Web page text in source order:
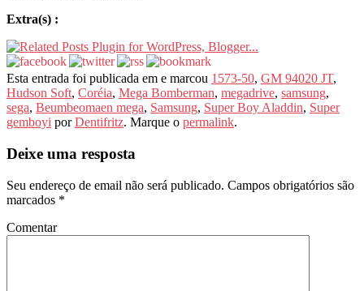
Extra(s) :
Esta entrada foi publicada em e marcou 1573-50, GM 94020 JT,
Hudson Soft, Coréia, Mega Bomberman, megadrive, samsung,
sega, Beumbeomaen mega, Samsung, Super Boy Aladdin, Super
gemboyi porDentifritz. Marque o permalink.
Deixe uma resposta
Seu endereço de email não será publicado. Campos obrigatórios são
marcados *
Comentar